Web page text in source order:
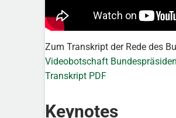
Zum Transkript der Rede des
Videobotschaft
Transkript PDF
Keynotes